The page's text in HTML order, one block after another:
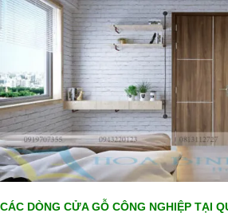
CÁC DÒNG CỬA GỖ CÔNG NGHIỆP TẠI